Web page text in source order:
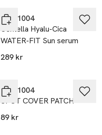
SKIN1004
Centella Hyalu-Cica
WATER-FIT Sun serum
289 kr
SKIN1004
SPOT COVER PATCH
89 kr